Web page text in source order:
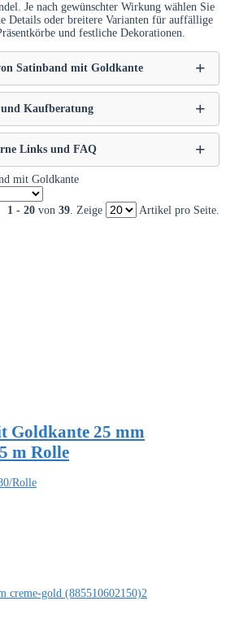
Je nach gewünschter Wirkung wählen Sie
Details oder breitere Varianten für auffällige
und festliche Dekorationen.
Satinband mit Goldkante
und Kaufberatung
Links und FAQ
mit Goldkante
1 - 20 von 39 . Zeige Artikel pro Seite.
Goldkante 25 mm
m Rolle
Aktueller
/Rolle